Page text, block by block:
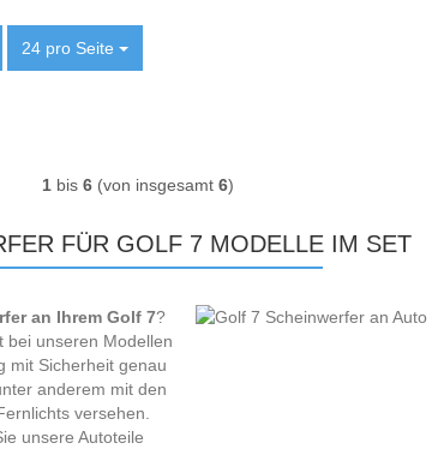
24 pro Seite
pro Seite
1bis 6(von insgesamt 6)
FÜR GOLF 7 MODELLE IM SET
an Ihrem Golf 7?
bei unseren Modellen
mit Sicherheit genau
anderem mit den
versehen.
unsere Autoteile